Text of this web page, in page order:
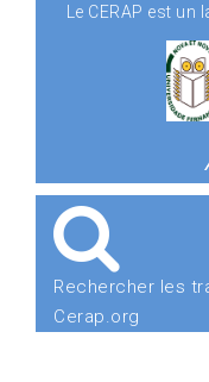
Le CERAP est
Rechercher les
Cerap.org